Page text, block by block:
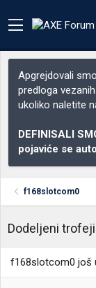
Apgrejdovali
predloga
ukoliko naletite
DEFINISALI
pojaviće se
f168slotcom0
Dodeljeni
f168slotcom0 još